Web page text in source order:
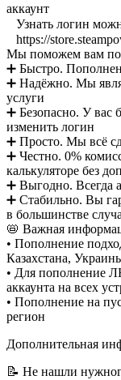
аккаунт
⠀Узнать логин
⠀https://
Мы поможем вам
➕ Быстро.
➕ Надёжно. Мы
услуги
➕ Безопасно. У вас
изменить логин
➕ Просто. Мы всё
➕ Честно. 0%
калькуляторе без
➕ Выгодно. Всегда
➕ Стабильно. Вы
в большинстве
📛 Важная
• Пополнение
Казахстана,
• Для пополнение
аккаунта на всех
• Пополнение на
регион
Дополнительная
📝 Не нашли